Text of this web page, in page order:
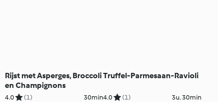
Rijst met Asperges, Broccoli
en Champignons
4.0 (1) 30min
Truffel-Parmesaan-Ravioli
4.0 (1) 3u. 30min